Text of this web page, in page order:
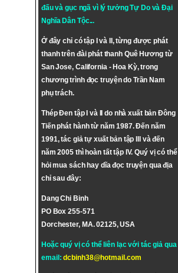
đấu và gục ngã vì lý tưởngTự DovàĐại
Nghĩa Dân Tộc...
Ở đây chỉ có tập I và II, từng được phát
thanh trên đài phát thanh Quê Hương từ
San Jose, California - Hoa Kỳ, trong
chương trình đọc truyện do Trần Nam
phụ trách.
Thép Đen tập I và II do nhà xuất bản Đông
Tiến phát hành từ năm 1987. Đến năm
1991, tác giả tự xuất bản tập III và đến
năm 2005 thì hoàn tất tập IV. Quý vị có thể
hỏi mua sách hay dĩa đọc truyện qua địa
chỉ sau đây:
Dang Chi Binh
PO Box 255-571
Dorchester, MA. 02125, USA
Hoặc quý vị có thể liên lạc với tác giả qua
email:dcbinh38@hotmail.com